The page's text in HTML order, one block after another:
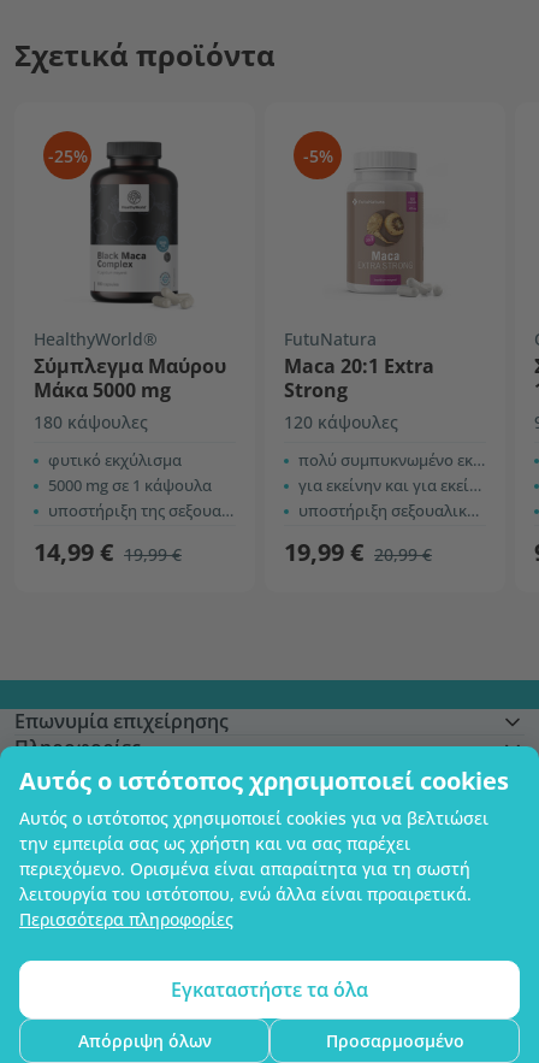
Αυτός ο ιστότοπος χρησιμοποιεί cookies
Αυτός ο ιστότοπος χρησιμοποιεί cookies για να βελτιώσει
την εμπειρία σας ως χρήστη και να σας παρέχει
περιεχόμενο. Ορισμένα είναι απαραίτητα για τη σωστή
λειτουργία του ιστότοπου, ενώ άλλα είναι προαιρετικά.
Περισσότερα πληροφορίες
Εγκαταστήστε τα όλα
Απόρριψη όλων Προσαρμοσμένο
Σχετικά προϊόντα
-25%
HealthyWorld®
Σύμπλεγμα Μαύρου
Μάκα 5000 mg
180 κάψουλες
φυτικό εκχύλισμα
5000 mg σε 1 κάψουλα
υποστήριξη της σεξουαλικής ζωής
14,99 € 19,99 €
-5%
FutuNatura
Maca 20:1 Extra
Strong
120 κάψουλες
πολύ συμπυκνωμένο εκχύλισμα
για εκείνην και για εκείνον
υποστήριξη σεξουαλικότητας
19,99 € 20,99 €
Επωνυμία επιχείρησης
Πληροφορίες
Γίνετε μέλος
Βοήθεια και παραγγελίες
Δυνατότητα πληρωμής με κάρτα. Εγγυημένη προστασία των προσωπικών
σας δεδομένων μέσω κρυπτογράφησης SSL.
Χάρτης ιστότοπουΧρήση των cookiesΡυθμίσεις cookies